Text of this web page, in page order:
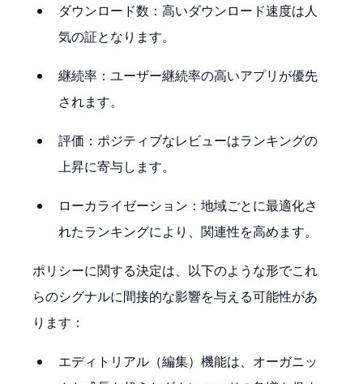
ダウンロード数：高いダウンロード速度は人
気の証となります。
継続率：ユーザー継続率の高いアプリが優先
されます。
評価：ポジティブなレビューはランキングの
上昇に寄与します。
ローカライゼーション：地域ごとに最適化さ
れたランキングにより、関連性を高めます。
ポリシーに関する決定は、以下のような形でこれ
らのシグナルに間接的な影響を与える可能性があ
ります：
エディトリアル（編集）機能は、オーガニッ